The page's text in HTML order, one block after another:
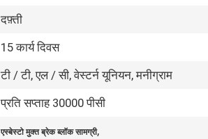
दफ़्ती
15 कार्य दिवस
टी / टी, एल / सी, वेस्टर्न यूनियन, मनीग्राम
प्रति सप्ताह 30000 पीसी
एस्बेस्टो मुक्त ब्रेक ब्लॉक सामग्री,